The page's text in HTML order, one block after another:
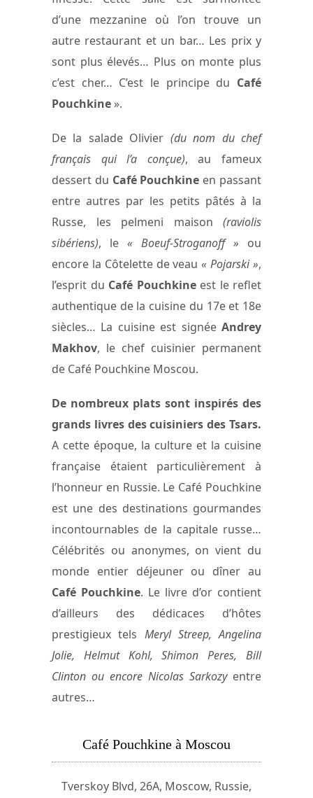
d’une mezzanine où l’on trouve un
autre restaurant et un bar… Les prix y
sont plus élevés… Plus on monte plus
c’est cher… C’est le principe du Café
Pouchkine ».
De la salade Olivier (du nom du chef
français qui l’a conçue), au fameux
dessert du Café Pouchkine en passant
entre autres par les petits pâtés à la
Russe, les pelmeni maison (raviolis
sibériens), le « Boeuf-Stroganoff » ou
encore la Côtelette de veau« Pojarski »,
l’esprit du Café Pouchkineest le reflet
authentique de la cuisine du 17e et 18e
siècles… La cuisine est signée Andrey
Makhov, le chef cuisinier permanent
de Café Pouchkine Moscou.
De nombreux plats sont inspirés des
grands livres des cuisiniers des Tsars.
A cette époque, la culture et la cuisine
française étaient particulièrement à
l’honneur en Russie. Le Café Pouchkine
est une des destinations gourmandes
incontournables de la capitale russe…
Célébrités ou anonymes, on vient du
monde entier déjeuner ou dîner au
Café Pouchkine. Le livre d’or contient
d’ailleurs des dédicaces d’hôtes
prestigieux tels Meryl Streep, Angelina
Jolie, Helmut Kohl, Shimon Peres, Bill
Clinton ou encore Nicolas Sarkozyentre
autres…
Café Pouchkine à Moscou
Tverskoy Blvd, 26А, Moscow, Russie,